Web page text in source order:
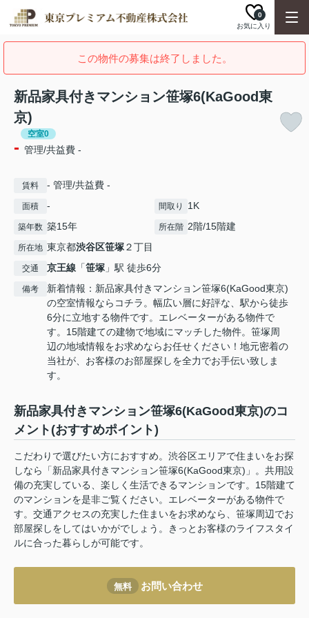
お気に入り
0
この物件の募集は終了しました。
新品家具付きマンション笹塚6(KaGood東
京)
空室0
- 管理/共益費 -
賃料 - 管理/共益費 -
面積 - 間取り 1K
築年数 築15年 所在階 2階/15階建
所在地 東京都渋谷区笹塚２丁目
交通 京王線 「笹塚 」駅 徒歩6分
備考
新着情報：新品家具付きマンション笹塚6(KaGood東京)
の空室情報ならコチラ。幅広い層に好評な、駅から徒歩
6分に立地する物件です。エレベーターがある物件で
す。15階建ての建物で地域にマッチした物件。笹塚周
辺の地域情報をお求めならお任せください！地元密着の
当社が、お客様のお部屋探しを全力でお手伝い致しま
す。
新品家具付きマンション笹塚6(KaGood東京)のコ
メント(おすすめポイント)
こだわりで選びたい方におすすめ。渋谷区エリアで住まいをお探
しなら「新品家具付きマンション笹塚6(KaGood東京)」。共用設
備の充実している、楽しく生活できるマンションです。15階建て
のマンションを是非ご覧ください。エレベーターがある物件で
す。交通アクセスの充実した住まいをお求めなら、笹塚周辺でお
部屋探しをしてはいかがでしょう。きっとお客様のライフスタイ
ルに合った暮らしが可能です。
無料 お問い合わせ